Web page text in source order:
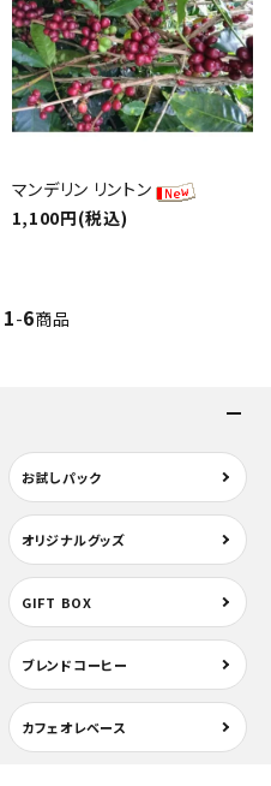
マンデリン リントン
1,100円(税込)
1-6商品
お試しパック
オリジナルグッズ
GIFT BOX
ブレンドコーヒー
カフェオレベース